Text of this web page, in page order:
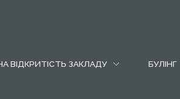
ВІДКРИТІСТЬ ЗАКЛАДУ БУЛІНГ